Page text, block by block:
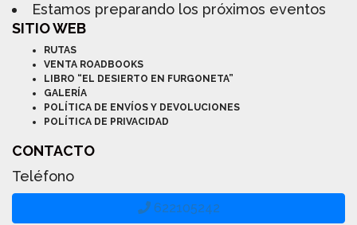
Estamos preparando los próximos eventos
SITIO WEB
RUTAS
VENTA ROADBOOKS
LIBRO “EL DESIERTO EN FURGONETA”
GALERÍA
POLÍTICA DE ENVÍOS Y DEVOLUCIONES
POLÍTICA DE PRIVACIDAD
CONTACTO
Teléfono
622105242